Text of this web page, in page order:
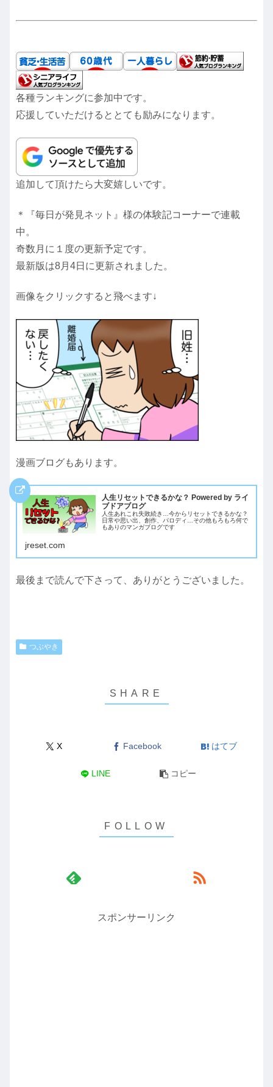
各種ランキングに参加中です。
応援していただけるととても励みになります。
追加して頂けたら大変嬉しいです。
＊『毎日が発見ネット』様の体験記コーナーで連載
中。
奇数月に１度の更新予定です。
最新版は8月4日に更新されました。
画像をクリックすると飛べます↓
漫画ブログもあります。
人生リセットできるかな？ Powered by ライ
ブドアブログ
人生あれこれ失敗続き…今からリセットできるかな？
日常や思い出、創作、パロディ…その他もろもろ何で
もありのマンガブログです
jreset.com
最後まで読んで下さって、ありがとうございました。
つぶやき
X Facebook はてブ
LINE コピー
スポンサーリンク